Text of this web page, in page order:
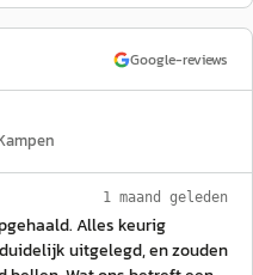
Google-reviews
1 maand geleden
Alles keurig
uitgelegd, en zouden